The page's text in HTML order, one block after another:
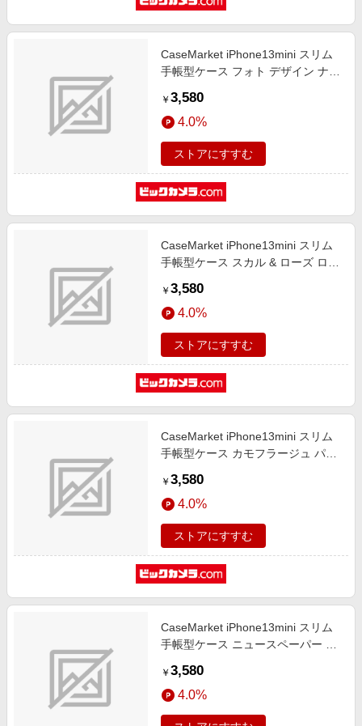
CaseMarket iPhone13mini スリム
手帳型ケース フォト デザイン ナイ
ク iPhone13mini-BCM2S2039-78
￥ 3,580
4.0%
ストアにすすむ
CaseMarket iPhone13mini スリム
手帳型ケース スカル & ローズ ロッ
iPhone13mini-BCM2S2033-78
￥ 3,580
4.0%
ストアにすすむ
CaseMarket iPhone13mini スリム
手帳型ケース カモフラージュ パタ
iPhone13mini-BCM2S2027-78
￥ 3,580
4.0%
ストアにすすむ
CaseMarket iPhone13mini スリム
手帳型ケース ニュースペーパー ク
iPhone13mini-BCM2S2192-78
￥ 3,580
4.0%